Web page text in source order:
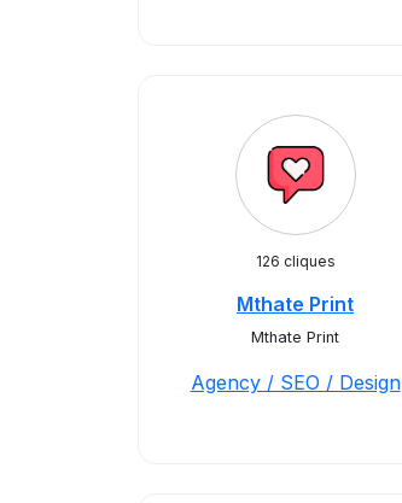
126 cliques
Mthate Print
Mthate Print
Agency / SEO / Design